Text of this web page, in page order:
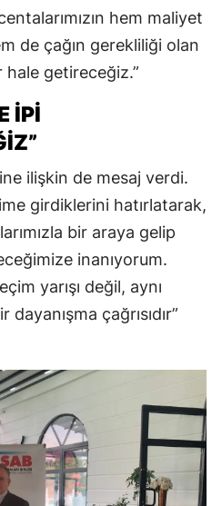
hem maliyet
de çağın gerekliliği olan
getireceğiz.”
İPİ
ilişkin de mesaj verdi.
girdiklerini hatırlatarak,
bir araya gelip
inanıyorum.
yarışı değil, aynı
çağrısıdır”